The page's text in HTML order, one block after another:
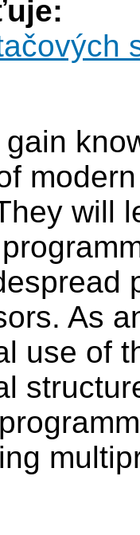
will
As
use of